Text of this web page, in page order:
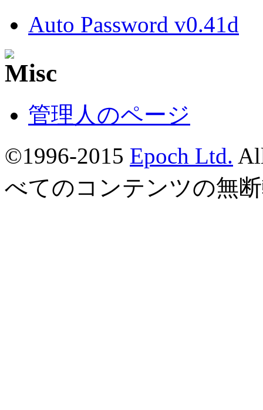
Auto Password v0.41d
管理人のページ
©1996-2015 Epoch Ltd.
べてのコンテンツの無